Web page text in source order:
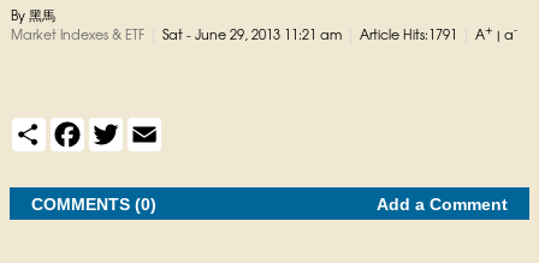
By 黑馬
Market Indexes & ETF
Sat - June 29, 2013 11:21 am Article Hits:1791 A+ a-
S
h
r
F
a
e
b
o
T
w
t
t
e
E
m
i
l
COMMENTS (0) Add a Comment